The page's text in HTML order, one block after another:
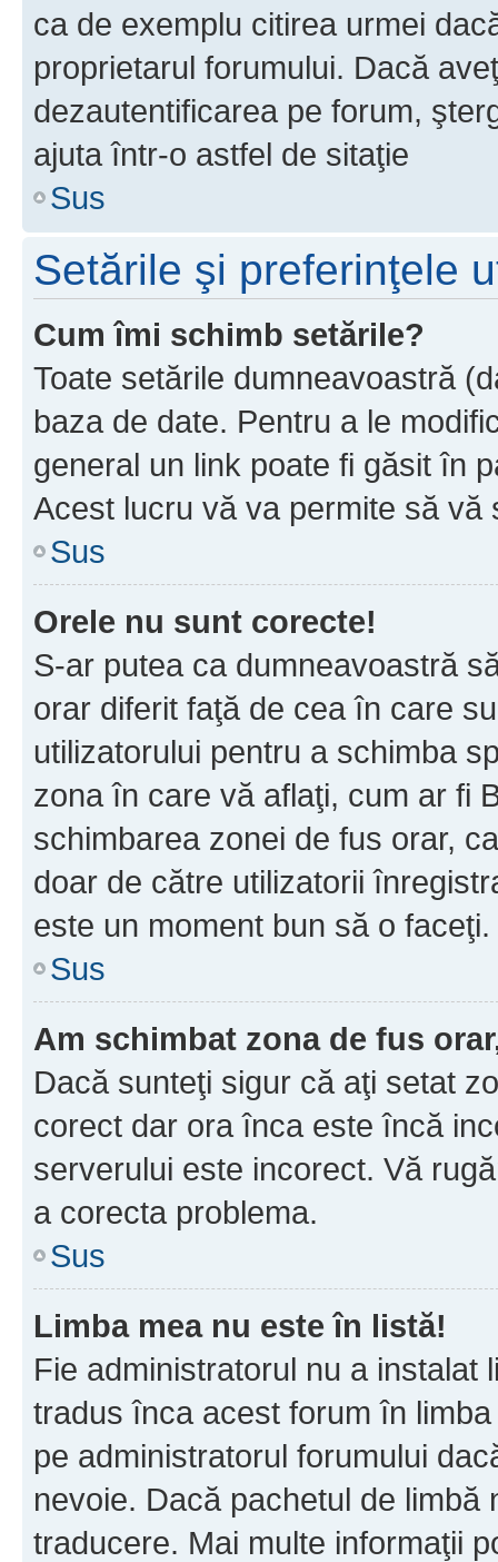
ca de exemplu citirea urmei
proprietarul forumului. Dacă
dezautentificarea pe forum,
ajuta într-o astfel de sitaţie
Sus
Setările şi preferinţele
Cum îmi schimb setările?
Toate setările dumneavoastră
baza de date. Pentru a le
general un link poate fi găsit în
Acest lucru vă va permite să vă
Sus
Orele nu sunt corecte!
S-ar putea ca dumneavoastră
orar diferit faţă de cea în care
utilizatorului pentru a schimba
zona în care vă aflaţi, cum ar fi
schimbarea zonei de fus orar,
doar de către utilizatorii
este un moment bun să o faceţi.
Sus
Am schimbat zona de fus
Dacă sunteţi sigur că aţi setat
corect dar ora înca este încă
serverului este incorect. Vă
a corecta problema.
Sus
Limba mea nu este în listă!
Fie administratorul nu a instalat
tradus înca acest forum în
pe administratorul forumului
nevoie. Dacă pachetul de
traducere. Mai multe informaţii